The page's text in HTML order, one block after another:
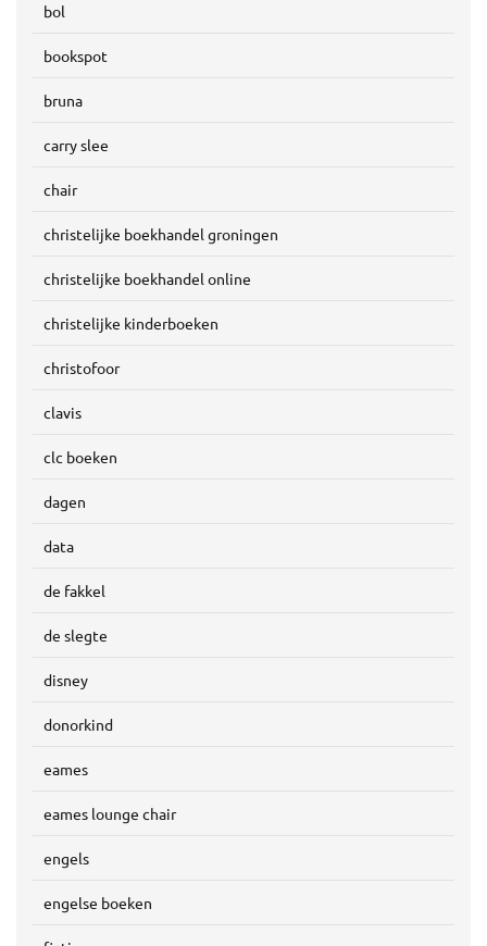
bol
bookspot
bruna
carry slee
chair
christelijke boekhandel groningen
christelijke boekhandel online
christelijke kinderboeken
christofoor
clavis
clc boeken
dagen
data
de fakkel
de slegte
disney
donorkind
eames
eames lounge chair
engels
engelse boeken